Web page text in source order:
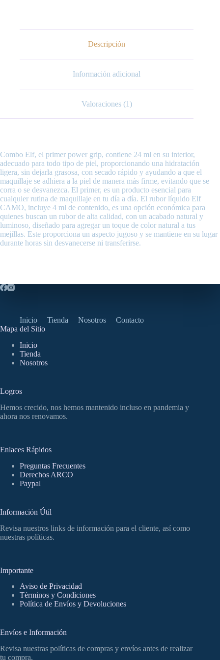
CAMO
Descripción
Información adicional
Valoraciones (1)
Combo Elf, el primer power grip, contiene 24 ml en su interior,
adecuado para todo tipo de piel, proporcionando una hidratación
ligera, sin dejarla grasosa, con secado rápido y ayudando a que el
maquillaje se adhiera a la piel de manera más firme, evitando que se
corra o se desvanezca. El primer, es un producto esencial para
cualquier rutina de maquillaje en tu día a día. El rubor líquido Elf
CAMO, incluye 4 ml de contenido, es una opción económica para
quienes buscan un rubor de alta calidad, con un acabado natural y
luminoso, diseñado para agregar un toque de color natural a tus
mejillas. Este proporciona un aspecto jugoso y se mantiene en su lugar
durante horas sin desvanecerse ni transferirse.
Inicio Tienda Nosotros
Contacto
Mapa del Sitio
Inicio
Tienda
Nosotros
Logros
Hemos crecido, nos hemos mantenido incluso en pandemia y
ahora nos renovamos.
Enlaces Rápidos
Preguntas Frecuentes
Derechos ARCO
Paypal
Información Útil
Revisa nuestros links de información para el cliente, así como
nuestras políticas.
Importante
Aviso de Privacidad
Términos y Condiciones
Política de Envíos y Devoluciones
Envíos e Información
Revisa nuestras políticas de compras y envíos antes de realizar
tu compra.